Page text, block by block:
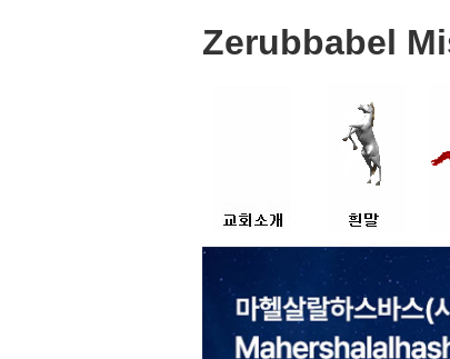
Zerubbabel
설립목적
위치안내
예배안내
이메일 보내기
새언약
새일
문서자료실
주제별 정리
신앙문답
붉
관